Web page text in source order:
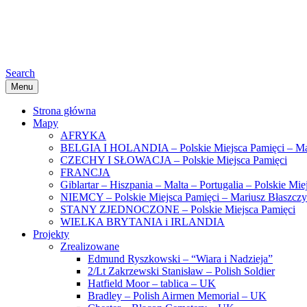
Search
Menu
Strona główna
Mapy
AFRYKA
BELGIA I HOLANDIA – Polskie Miejsca Pamięci –
CZECHY I SŁOWACJA – Polskie Miejsca Pamięci
FRANCJA
Giblartar – Hiszpania – Malta – Portugalia – Polskie
NIEMCY – Polskie Miejsca Pamięci – Mariusz
STANY ZJEDNOCZONE – Polskie Miejsca Pamięci
WIELKA BRYTANIA i IRLANDIA
Projekty
Zrealizowane
Edmund Ryszkowski – “Wiara i Nadzieja”
2/Lt Zakrzewski Stanisław – Polish Soldier
Hatfield Moor – tablica – UK
Bradley – Polish Airmen Memorial – UK